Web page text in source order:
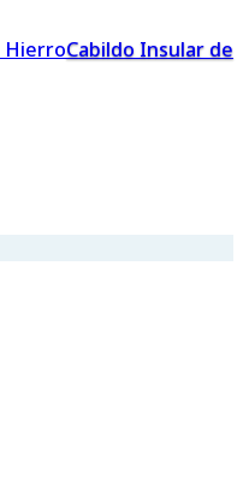
Cabildo Insular de